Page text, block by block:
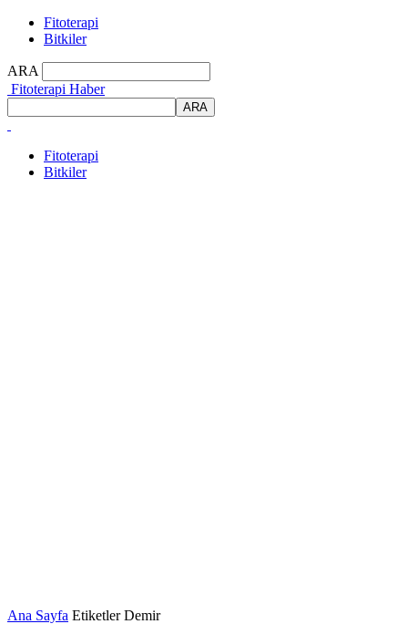
Fitoterapi
Bitkiler
ARA
Fitoterapi Haber
Fitoterapi
Bitkiler
Ana Sayfa Etiketler Demir